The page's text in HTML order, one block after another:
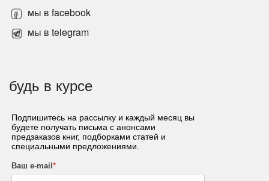
мы в facebook
мы в telegram
будь в курсе
Подпишитесь на рассылку и каждый месяц вы
будете получать письма с анонсами
предзаказов книг, подборками статей и
специальными предложениями.
Ваш e-mail *